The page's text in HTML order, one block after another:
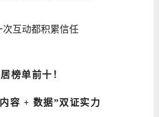
次互动都积累信任
榜单前十！
容 + 数据”双证实力